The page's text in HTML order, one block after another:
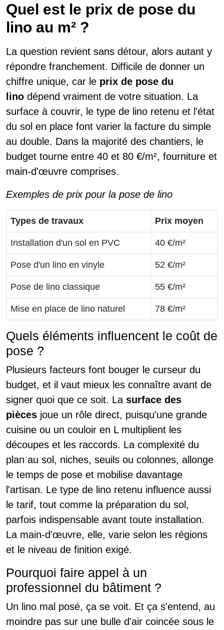
Quel est le prix de pose du
lino au m² ?
La question revient sans détour, alors autant y
répondre franchement. Difficile de donner un
chiffre unique, car le prix de pose du
lino dépend vraiment de votre situation. La
surface à couvrir, le type de lino retenu et l'état
du sol en place font varier la facture du simple
au double. Dans la majorité des chantiers, le
budget tourne entre 40 et 80 €/m², fourniture et
main-d'œuvre comprises.
Exemples de prix pour la pose de lino
Types de travaux Prix moyen
Installation d'un sol en PVC 40 €/m²
Pose d'un lino en vinyle 52 €/m²
Pose de lino classique 55 €/m²
Mise en place de lino naturel 78 €/m²
Quels éléments influencent le coût de
pose ?
Plusieurs facteurs font bouger le curseur du
budget, et il vaut mieux les connaître avant de
signer quoi que ce soit. La surface des
pièces joue un rôle direct, puisqu'une grande
cuisine ou un couloir en L multiplient les
découpes et les raccords. La complexité du
plan au sol, niches, seuils ou colonnes, allonge
le temps de pose et mobilise davantage
l'artisan. Le type de lino retenu influence aussi
le tarif, tout comme la préparation du sol,
parfois indispensable avant toute installation.
La main-d'œuvre, elle, varie selon les régions
et le niveau de finition exigé.
Pourquoi faire appel à un
professionnel du bâtiment ?
Un lino mal posé, ça se voit. Et ça s'entend, au
moindre pas sur une bulle d'air coincée sous le